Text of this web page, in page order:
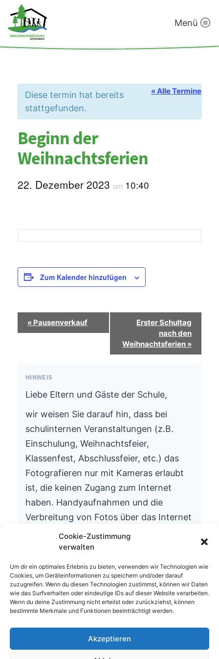
Cookie-Zustimmung
verwalten
Um dir ein optimales Erlebnis zu bieten, verwenden wir Technologien wie
Cookies, um Geräteinformationen zu speichern und/oder darauf
zuzugreifen. Wenn du diesen Technologien zustimmst, können wir Daten
wie das Surfverhalten oder eindeutige IDs auf dieser Website verarbeiten.
Wenn du deine Zustimmung nicht erteilst oder zurückziehst, können
bestimmte Merkmale und Funktionen beeinträchtigt werden.
Akzeptieren
Waldhufenschule
Menü
« Alle Termine
Diese termin hat bereits
stattgefunden.
Beginn der
Weihnachtsferien
22. Dezember 2023 um 10:40
Zum Kalender hinzufügen
Termin-
Navigation
« Pausenverkauf
Erster Schultag
nach den
Weihnachtsferien »
HINWEIS
Liebe Eltern und Gäste der Schule,
wir weisen Sie darauf hin, dass bei
schulinternen Veranstaltungen (z.B.
Einschulung, Weihnachtsfeier,
Klassenfest, Abschlussfeier, etc.) das
Fotografieren nur mit Kameras erlaubt
ist, die keinen Zugang zum Internet
haben. Handyaufnahmen und die
Verbreitung von Fotos über das Internet
ist aus datenschutzrechtlichen Gründen
nicht gestattet.
Wir bitten um Ihr Verständnis.
Die Schulleitung